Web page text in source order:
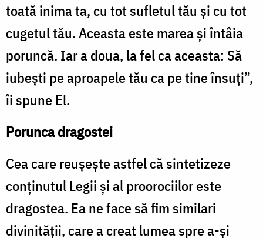
toată inima ta, cu tot sufletul tău şi cu tot
cugetul tău. Aceasta este marea şi întâia
poruncă. Iar a doua, la fel ca aceasta: Să
iubeşti pe aproapele tău ca pe tine însuţi”,
îi spune El.
Porunca dragostei
Cea care reușește astfel că sintetizeze
conținutul Legii și al proorociilor este
dragostea. Ea ne face să fim similari
divinității, care a creat lumea spre a-și